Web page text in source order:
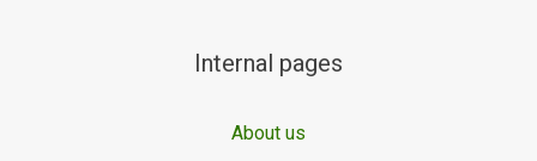
Internal pages
About us